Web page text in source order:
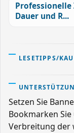
Dauer und R...
LESETIPPS/
Setzen Sie
Bookmarken
Verbreitung der